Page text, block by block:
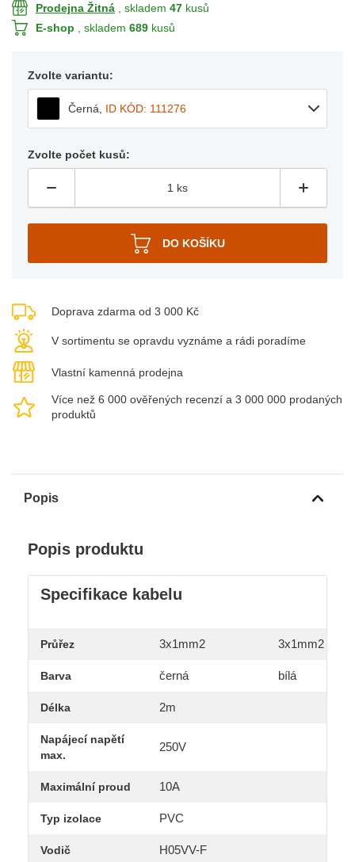
Prodejna Žitná , skladem 47 kusů
E-shop , skladem 689 kusů
Zvolte variantu:
Černá, ID KÓD: 111276
Zvolte počet kusů:
Doprava zdarma od 3 000 Kč
V sortimentu se opravdu vyznáme a rádi poradíme
Vlastní kamenná prodejna
Více než 6 000 ověřených recenzí a 3 000 000 prodaných
produktů
Popis
Popis produktu
Specifikace kabelu
Průřez 3x1mm2 3x1mm2
Barva černá bílá
Délka 2m
Napájecí napětí
max.
250V
Maximální proud 10A
Typ izolace PVC
Vodič H05VV-F